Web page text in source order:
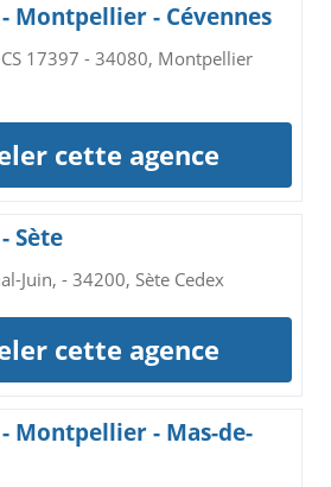
Montpellier - Cévennes
17397 - 34080, Montpellier
cette agence
Sète
Juin, - 34200, Sète Cedex
cette agence
Montpellier - Mas-de-